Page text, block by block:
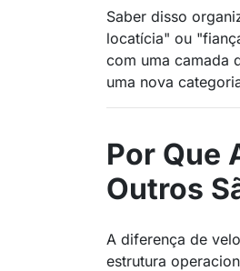
Saber disso
locatícia" ou
com uma camada
uma nova
Por Que
Outros
A diferença de
estrutura